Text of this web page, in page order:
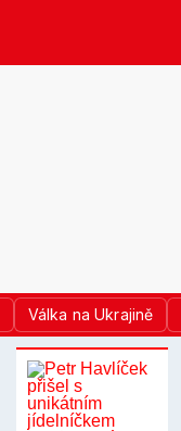
Válka na Ukrajině